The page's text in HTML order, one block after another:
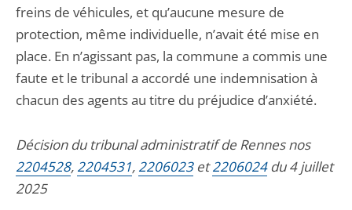
freins de véhicules, et qu’aucune mesure de
protection, même individuelle, n’avait été mise en
place. En n’agissant pas, la commune a commis une
faute et le tribunal a accordé une indemnisation à
chacun des agents au titre du préjudice d’anxiété.
Décision du tribunal administratif de Rennes nos
2204528, 2204531, 2206023et2206024du 4 juillet
2025